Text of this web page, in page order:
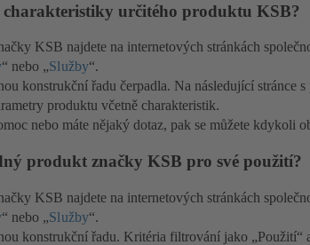
určitého produktu KSB?
KSB najdete na internetových stránkách
“ nebo „Služby“.
konstrukční řadu čerpadla. Na následující stránce
produktu včetně charakteristik.
nebo máte nějaký dotaz, pak se můžete kdykoli
produkt značky KSB pro své použití?
KSB najdete na internetových stránkách
“ nebo „Služby“.
konstrukční řadu. Kritéria filtrování jako „Použití“